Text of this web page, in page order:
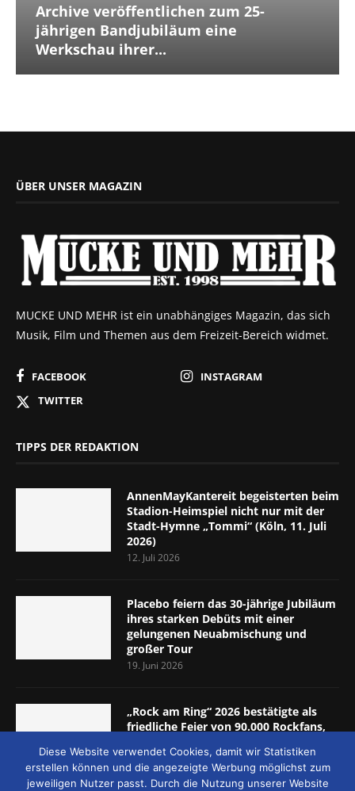
Archive veröffentlichen zum 25-
jährigen Bandjubiläum eine
Werkschau ihrer...
ÜBER UNSER MAGAZIN
MUCKE UND MEHR ist ein unabhängiges Magazin, das sich
Musik, Film und Themen aus dem Freizeit-Bereich widmet.
FACEBOOK
INSTAGRAM
TWITTER
TIPPS DER REDAKTION
AnnenMayKantereit begeisterten beim
Stadion-Heimspiel nicht nur mit der
Stadt-Hymne „Tommi“ (Köln, 11. Juli
2026)
12. Juli 2026
Placebo feiern das 30-jährige Jubiläum
ihres starken Debüts mit einer
gelungenen Neuabmischung und
großer Tour
19. Juni 2026
„Rock am Ring“ 2026 bestätigte als
friedliche Feier von 90.000 Rockfans,
5.-7. Juni 2026)
8. Juni 2026
Diese Website verwendet Cookies, damit wir Statistiken
erstellen können und die angezeigte Werbung möglichst zum
jeweiligen Nutzer passt. Durch die Nutzung unserer Website